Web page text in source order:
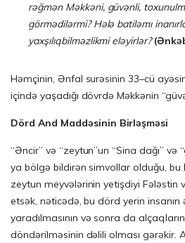
rəğmən Məkkəni, güvənli,
görmədilərmi? Hələ batiləmı
yaxşılıqbilməzlikmi eləyirlər?(Ənkə
Həmçinin, Ənfal surəsinin 33–cü
içində yaşadığı dövrdə Məkkənin
Dörd And Maddəsinin Birləşməsi
“Əncir” və “zeytun”un “Sina dağı” və
ya bölgə bildirən simvollar olduğu, bu
zeytun meyvələrinin yetişdiyi Fələstin
etsək, nəticədə, bu dörd yerin
yaradılmasının və sonra da
döndərilməsinin dəlili olması gərəkir.